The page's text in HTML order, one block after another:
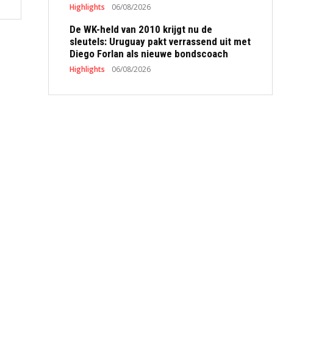
Highlights 06/08/2026
De WK-held van 2010 krijgt nu de
sleutels: Uruguay pakt verrassend uit met
Diego Forlan als nieuwe bondscoach
Highlights 06/08/2026